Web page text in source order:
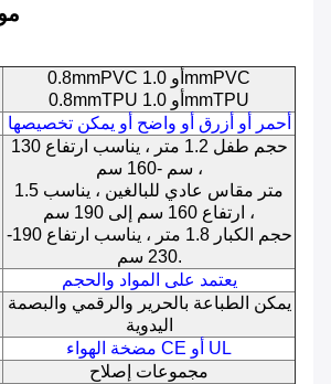
0.8mmPVC أو 1.0mmPVC
0.8mmTPU أو 1.0mmTPU
أحمر أو أزرق أو واضح أو يمكن تخصيصها
حجم طفل 1.2 متر ، يناسب ارتفاع 130
سم -160 سم ،
1.5 متر مقاس عادي للبالغين ، يناسب
ارتفاع 160 سم إلى 190 سم ،
حجم الكبار 1.8 متر ، يناسب ارتفاع 190-
230 سم.
يعتمد على المواد والحجم
يمكن الطباعة بالحرير والرقمي والبصمة
اليدوية
مضخة الهواء CE أو UL
مجموعات إصلاح